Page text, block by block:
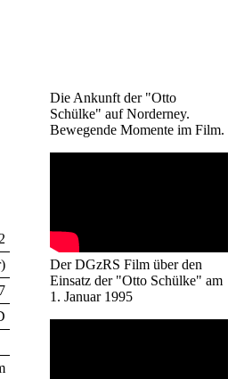
Die Ankunft der "Otto
Schülke" auf Norderney.
Bewegende Momente im Film.
Der DGzRS Film über den
Einsatz der "Otto Schülke" am
1. Januar 1995